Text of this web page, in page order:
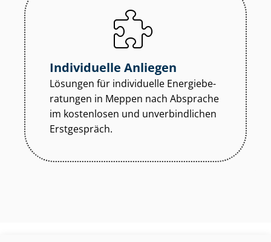
Individuelle Anliegen
Lösungen für individuelle En­er­gie­be­
ra­tun­gen in Meppen nach Absprache
im kostenlosen und unverbindlichen
Erstgespräch.